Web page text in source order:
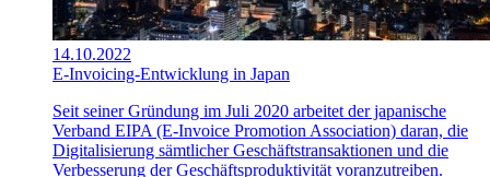
14.10.2022
E-Invoicing-Entwicklung in Japan
Seit seiner Gründung im Juli 2020 arbeitet der japanische
Verband EIPA (E-Invoice Promotion Association) daran, die
Digitalisierung sämtlicher Geschäftstransaktionen und die
Verbesserung der Geschäftsproduktivität voranzutreiben.